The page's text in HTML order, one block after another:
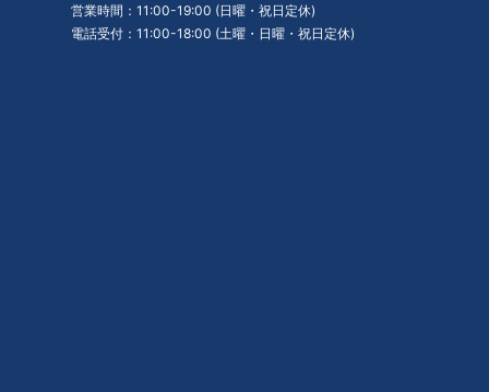
営業時間：11:00-19:00 (日曜・祝日定休)
電話受付：11:00-18:00 (土曜・日曜・祝日定休)